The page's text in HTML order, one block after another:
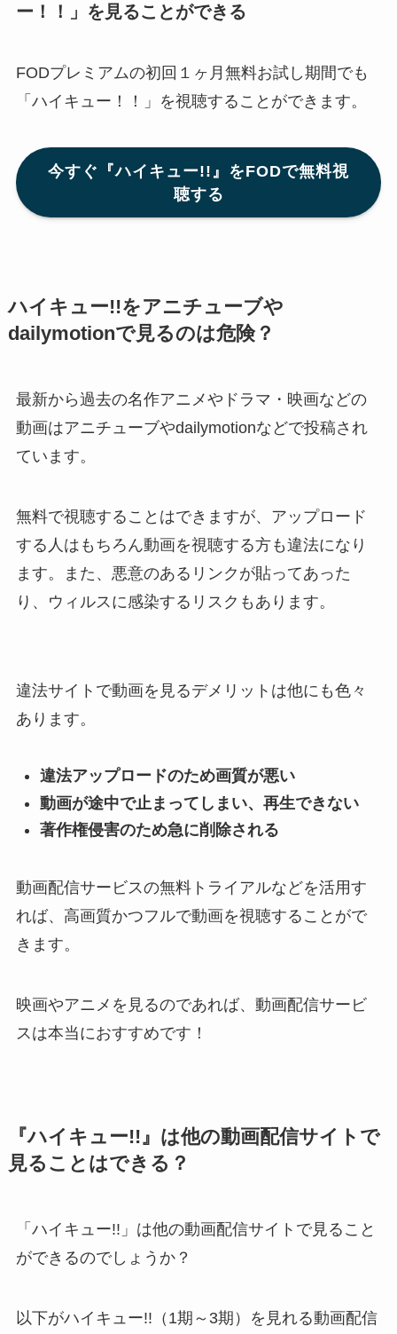
ー！！」 を見ることができる
FODプレミアムの初回１ヶ月無料お試し期間でも
「ハイキュー！！」を視聴することができます。
今すぐ『ハイキュー!!』をFODで無料視
聴する
ハイキュー!!をアニチューブや
dailymotionで見るのは危険？
最新から過去の名作アニメやドラマ・映画などの
動画はアニチューブやdailymotionなどで投稿され
ています。
無料で視聴することはできますが、アップロード
する人はもちろん動画を視聴する方も違法になり
ます。また、悪意のあるリンクが貼ってあった
り、ウィルスに感染するリスクもあります。
違法サイトで動画を見るデメリットは他にも色々
あります。
違法アップロードのため画質が悪い
動画が途中で止まってしまい、再生できない
著作権侵害のため急に削除される
動画配信サービスの無料トライアルなどを活用す
れば、高画質かつフルで動画を視聴することがで
きます。
映画やアニメを見るのであれば、動画配信サービ
スは本当におすすめです！
『ハイキュー!!』は他の動画配信サイトで
見ることはできる？
「ハイキュー!!」は他の動画配信サイトで見ること
ができるのでしょうか？
以下がハイキュー!!（1期～3期）を見れる動画配信